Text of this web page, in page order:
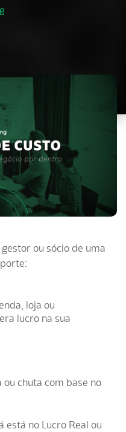
ou sócio de uma
loja ou
lucro na sua
chuta com base no
está no Lucro Real ou